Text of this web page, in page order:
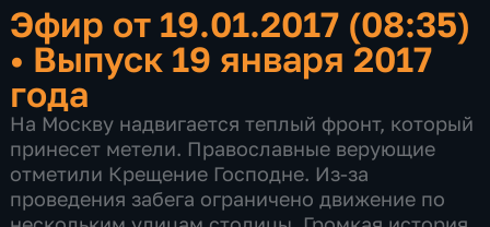
Эфир от 19.01.2017 (08:35)
• Выпуск 19 января 2017
года
На Москву надвигается теплый фронт, который
принесет метели. Православные верующие
отметили Крещение Господне. Из-за
проведения забега ограничено движение по